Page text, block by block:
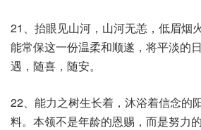
21、抬眼见山河，山河无恙，低眉烟
能常保这一份温柔和顺遂，将平淡的
遇，随喜，随安。
22、能力之树生长着，沐浴着信念的
料。本领不是年龄的恩赐，而是努力